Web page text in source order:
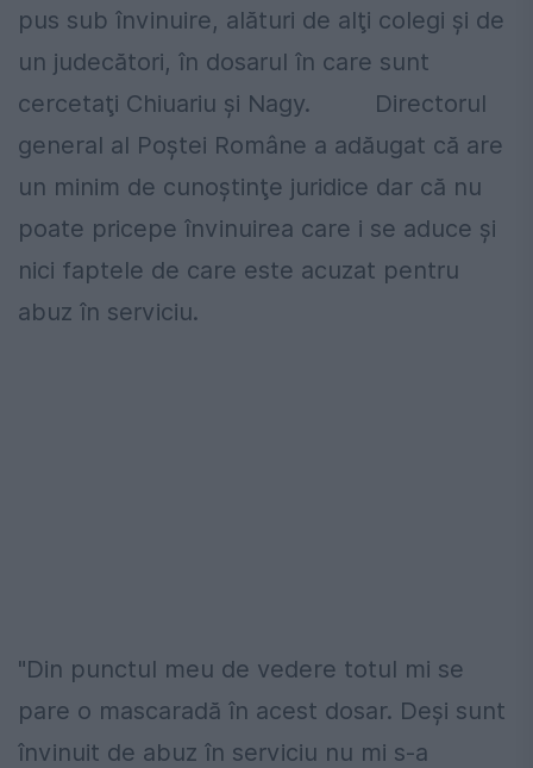
pus sub învinuire, alături de alţi colegi şi de
un judecători, în dosarul în care sunt
cercetaţi Chiuariu şi Nagy. Directorul
general al Poştei Române a adăugat că are
un minim de cunoştinţe juridice dar că nu
poate pricepe învinuirea care i se aduce şi
nici faptele de care este acuzat pentru
abuz în serviciu.
"Din punctul meu de vedere totul mi se
pare o mascaradă în acest dosar. Deşi sunt
învinuit de abuz în serviciu nu mi s-a